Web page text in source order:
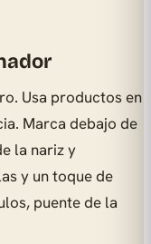
Usa productos en
Marca debajo de
la nariz y
y un toque de
puente de la